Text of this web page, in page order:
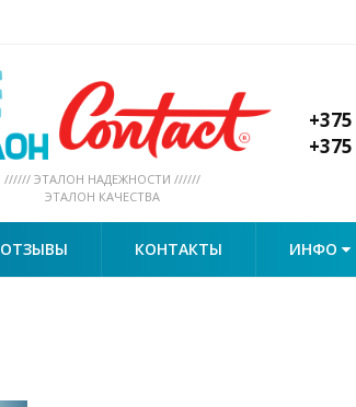
////// ЭТАЛОН НАДЕЖНОСТИ //////
ЭТАЛОН КАЧЕСТВА
ОТЗЫВЫ КОНТАКТЫ ИНФО